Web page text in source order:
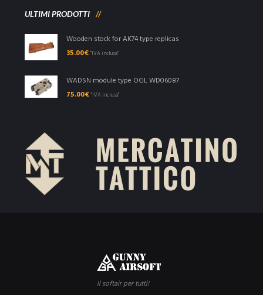
ULTIMI PRODOTTI
Wooden stock for AK74 type replicas
35.00€ "IVA inclusa"
WADSN module type OGL WD06087
75.00€ "IVA inclusa"
Il softair per tutti!